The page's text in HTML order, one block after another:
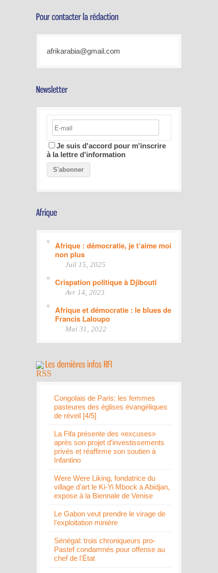
afrikarabia@gmail.com
Je suis d'accord pour m'inscrire
à la lettre d'information
Afrique : démocratie, je t’aime moi
non plus
Juil 15, 2025
Crispation politique à Djibouti
Avr 14, 2023
Afrique et démocratie : le blues de
Francis Laloupo
Mai 31, 2022
Congolais de Paris: les femmes
pasteures des églises évangéliques
de réveil [4/5]
La Fifa présente des «excuses»
après son projet d'investissements
privés et réaffirme son soutien à
Infantino
Were Were Liking, fondatrice du
village d'art le Ki-Yi Mbock à Abidjan,
expose à la Biennale de Venise
Le Gabon veut prendre le virage de
l'exploitation minière
Sénégal: trois chroniqueurs pro-
Pastef condamnés pour offense au
chef de l'État